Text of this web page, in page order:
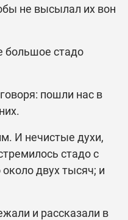
не высылал их вон
большое стадо
пошли нас в
И нечистые духи,
стадо с
двух тысяч; и
и рассказали в